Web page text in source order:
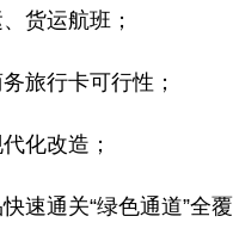
货运航班；
旅行卡可行性；
化改造；
速通关“绿色通道”全覆